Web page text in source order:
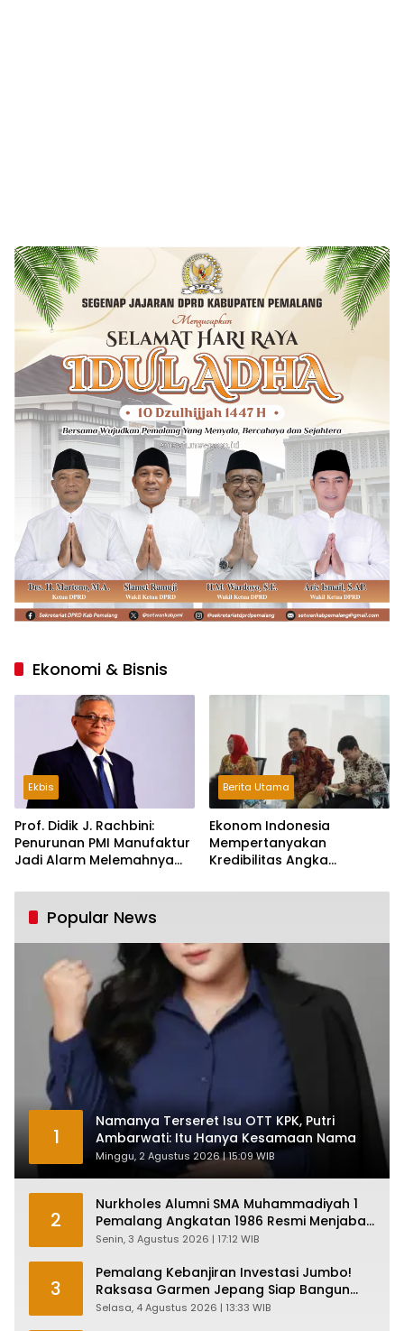
Ekonomi & Bisnis
Ekbis
Prof. Didik J. Rachbini:
Penurunan PMI Manufaktur
Jadi Alarm Melemahnya
Berita Utama
Ekonom Indonesia
Mempertanyakan
Kredibilitas Angka
Tumbuh Tapi Rapuh
Popular News
1
Namanya Terseret Isu OTT KPK, Putri
Ambarwati: Itu Hanya Kesamaan Nama
Minggu, 2 Agustus 2026 | 15:09 WIB
2
Nurkholes Alumni SMA Muhammadiyah 1
Pemalang Angkatan 1986 Resmi Menjabat
Plt Bupati, Inilah Pesan Ketua Asmam 86
Senin, 3 Agustus 2026 | 17:12 WIB
3
Pemalang Kebanjiran Investasi Jumbo!
Raksasa Garmen Jepang Siap Bangun
Pabrik dan Serap Ribuan Tenaga Kerja
Selasa, 4 Agustus 2026 | 13:33 WIB